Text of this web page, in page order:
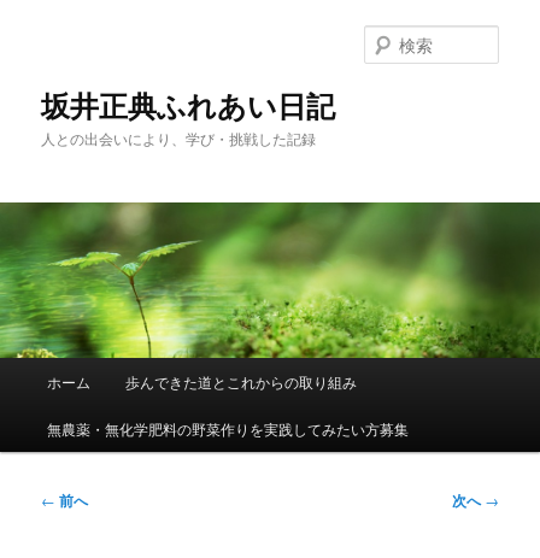
へ
動
坂井正典ふれあい日記
人との出会いにより、学び・挑戦した記録
索
メ
ホーム 歩んできた道とこれからの取り組み
無農薬・無化学肥料の野菜作りを実践してみたい方募集
投
← 前へ 次へ→